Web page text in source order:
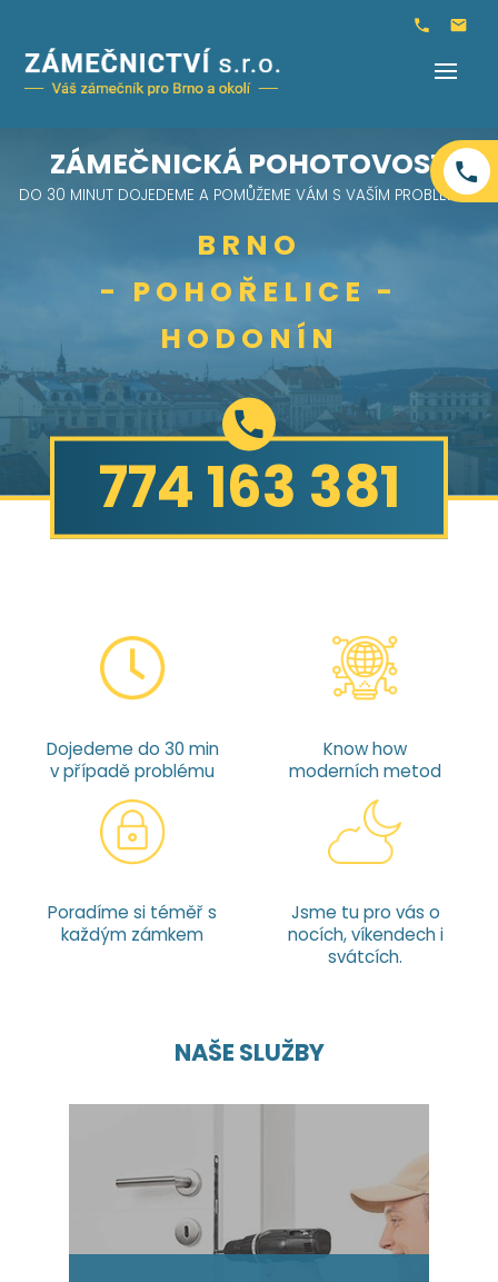
ZÁMEČNICKÁ POHOTOVOST
DO 30 MINUT DOJEDEME A POMŮŽEME VÁM S VAŠÍM PROBLÉMEM
BRNO
- POHOŘELICE -
HODONÍN
774 163 381
Dojedeme do 30 min
v případě problému
Know how
moderních metod
Poradíme si téměř s
každým zámkem
Jsme tu pro vás o
nocích, víkendech i
svátcích.
NAŠE SLUŽBY